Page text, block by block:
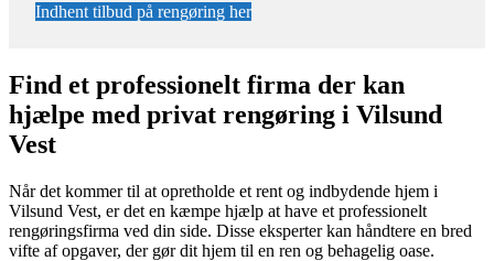
Indhent tilbud på rengøring her
Find et professionelt firma der kan
hjælpe med privat rengøring i Vilsund
Vest
Når det kommer til at opretholde et rent og indbydende hjem i
Vilsund Vest, er det en kæmpe hjælp at have et professionelt
rengøringsfirma ved din side. Disse eksperter kan håndtere en bred
vifte af opgaver, der gør dit hjem til en ren og behagelig oase.